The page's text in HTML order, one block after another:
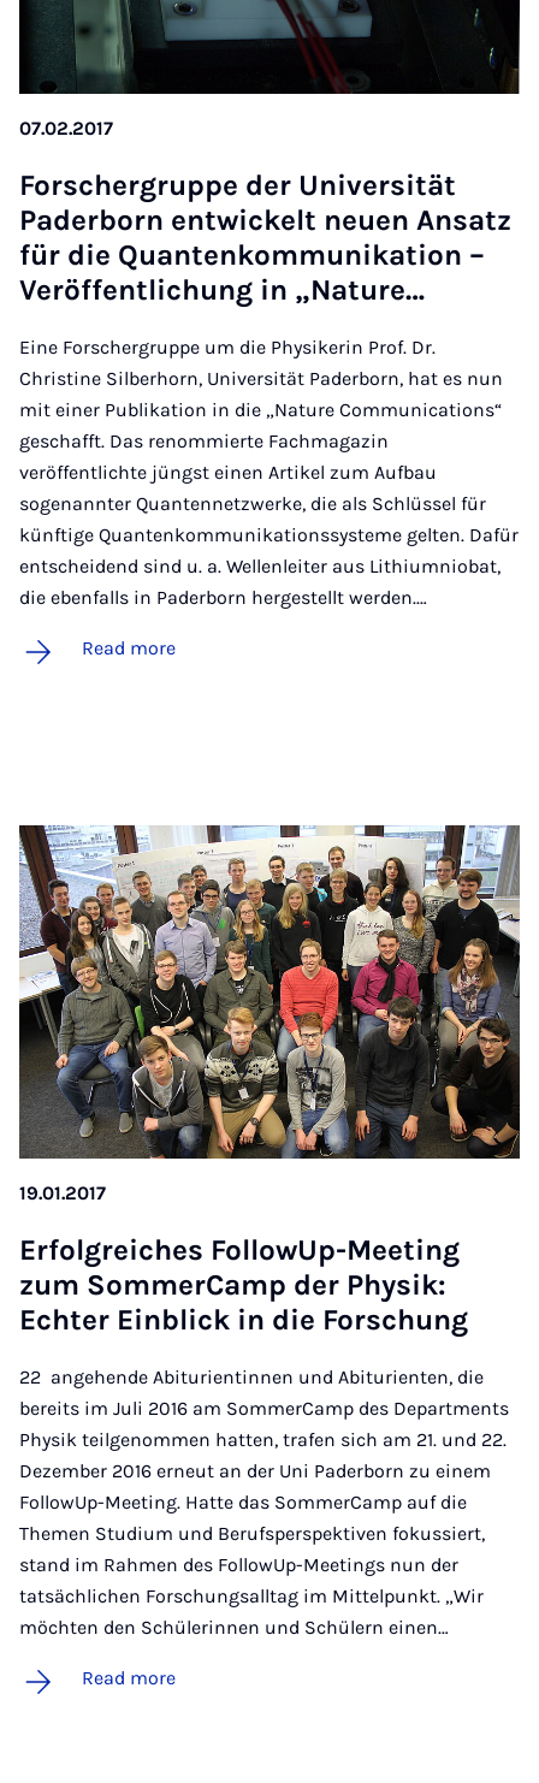
07.02.2017
Forscher­gruppe der Uni­versität
Pader­born en­twick­elt neuen An­satz
für die Quanten­kom­munika­tion –
Ver­öf­fent­lichung in „Nature…
Eine Forschergruppe um die Physikerin Prof. Dr.
Christine Silberhorn, Universität Paderborn, hat es nun
mit einer Publikation in die „Nature Communications“
geschafft. Das renommierte Fachmagazin
veröffentlichte jüngst einen Artikel zum Aufbau
sogenannter Quantennetzwerke, die als Schlüssel für
künftige Quantenkommunikationssysteme gelten. Dafür
entscheidend sind u. a. Wellenleiter aus Lithiumniobat,
die ebenfalls in Paderborn hergestellt werden.…
Read more
19.01.2017
Er­fol­greiches Fol­lowUp-Meet­ing
zum Som­mer­Camp der Physik:
Echter Ein­blick in die Forschung
22 angehende Abiturientinnen und Abiturienten, die
bereits im Juli 2016 am SommerCamp des Departments
Physik teilgenommen hatten, trafen sich am 21. und 22.
Dezember 2016 erneut an der Uni Paderborn zu einem
FollowUp-Meeting. Hatte das SommerCamp auf die
Themen Studium und Berufsperspektiven fokussiert,
stand im Rahmen des FollowUp-Meetings nun der
tatsächlichen Forschungsalltag im Mittelpunkt. „Wir
möchten den Schülerinnen und Schülern einen…
Read more